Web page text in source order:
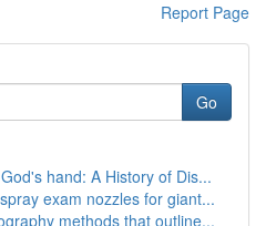
Report Page
Go
hand: A History of Dis...
exam nozzles for giant...
methods that outline...